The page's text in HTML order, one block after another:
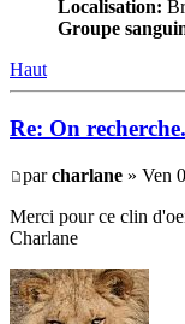
Localisation:
Groupe
Haut
Re: On recherche.
parcharlane » Ven
Merci pour ce clin
Charlane